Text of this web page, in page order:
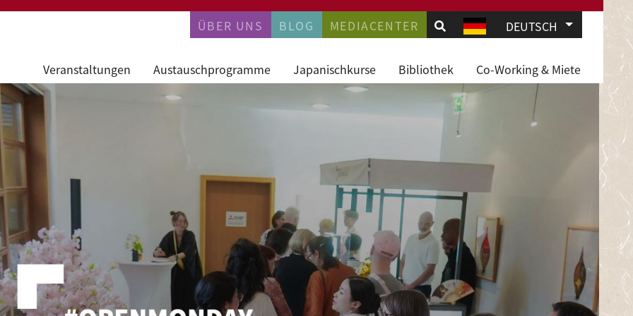
PERMANENTNAVIGATION
ÜBER UNS BLOG MEDIACENTER DEUTSCH Weitere
Veranstaltungen Austauschprogramme Japanischkurse Bibliothek Co-Working & Miete